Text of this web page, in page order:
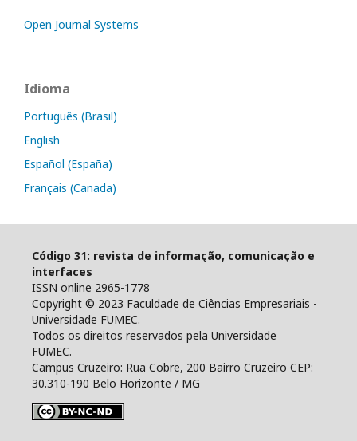
Open Journal Systems
Idioma
Português (Brasil)
English
Español (España)
Français (Canada)
Código 31: revista de informação, comunicação e
interfaces
ISSN online 2965-1778
Copyright © 2023 Faculdade de Ciências Empresariais -
Universidade FUMEC.
Todos os direitos reservados pela Universidade
FUMEC.
Campus Cruzeiro: Rua Cobre, 200 Bairro Cruzeiro CEP:
30.310-190 Belo Horizonte / MG